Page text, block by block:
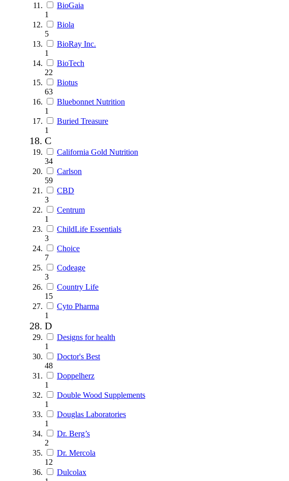
BioGaia
1
Biola
5
BioRay Inc.
1
BioTech
22
Biotus
63
Bluebonnet Nutrition
1
Buried Treasure
1
C
California Gold Nutrition
34
Carlson
59
CBD
3
Centrum
1
ChildLife Essentials
3
Choice
7
Codeage
3
Country Life
15
Cyto Pharma
1
D
Designs for health
1
Doctor's Best
48
Doppelherz
1
Double Wood Supplements
1
Douglas Laboratories
1
Dr. Berg’s
2
Dr. Mercola
12
Dulcolax